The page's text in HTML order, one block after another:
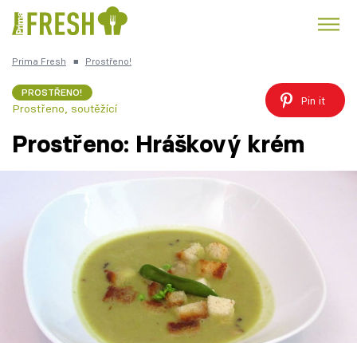
Česká kuchyně
Recepty
Články
TV Program
Prima Fresh ■ Prostřeno!
PROSTŘENO!
Prostřeno, soutěžící
Pin it
Prostřeno: Hráškový krém